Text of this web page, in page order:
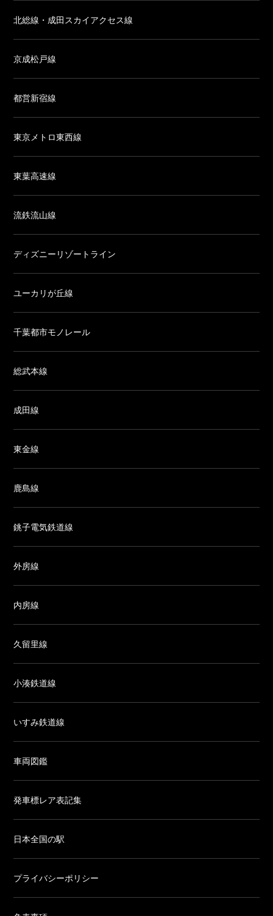
北総線・成田スカイアクセス線
京成松戸線
都営新宿線
東京メトロ東西線
東葉高速線
流鉄流山線
ディズニーリゾートライン
ユーカリが丘線
千葉都市モノレール
総武本線
成田線
東金線
鹿島線
銚子電気鉄道線
外房線
内房線
久留里線
小湊鉄道線
いすみ鉄道線
車両図鑑
発車標レア表記集
日本全国の駅
プライバシーポリシー